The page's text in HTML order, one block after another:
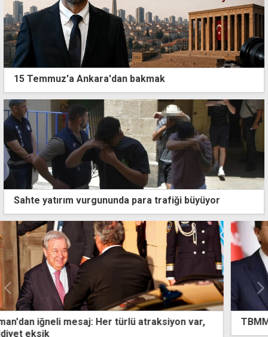
15 Temmuz'a Ankara'dan bakmak
Sahte yatırım vurgununda para trafiği büyüyor
TBMM'de ''KKTC'nin adı KTC olsun'' önerisi reddedildi